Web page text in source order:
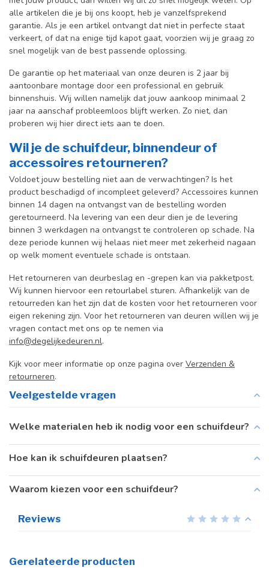
alle artikelen die je bij ons koopt, heb je vanzelfsprekend
garantie. Als je een artikel ontvangt dat niet in perfecte staat
verkeert, of dat na enige tijd kapot gaat, voorzien wij je graag zo
snel mogelijk van de best passende oplossing.
De garantie op het materiaal van onze deuren is 2 jaar bij
aantoonbare montage door een professional en gebruik
binnenshuis. Wij willen namelijk dat jouw aankoop minimaal 2
jaar na aanschaf probleemloos blijft werken. Zo niet, dan
proberen wij hier direct iets aan te doen.
Wil je de schuifdeur, binnendeur of
accessoires retourneren?
Voldoet jouw bestelling niet aan de verwachtingen? Is het
product beschadigd of incompleet geleverd? Accessoires kunnen
binnen 14 dagen na ontvangst van de bestelling worden
geretourneerd. Na levering van een deur dien je de levering
binnen 3 werkdagen na ontvangst te controleren op schade. Na
deze periode kunnen wij helaas niet meer met zekerheid nagaan
op welk moment eventuele schade is ontstaan.
Het retourneren van deurbeslag en -grepen kan via pakketpost.
Wij kunnen hiervoor een retourlabel sturen. Afhankelijk van de
retourreden kan het zijn dat de kosten voor het retourneren voor
eigen rekening zijn. Voor het retourneren van deuren willen wij je
vragen contact met ons op te nemen via
info@degelijkedeuren.nl.
Kijk voor meer informatie op onze pagina over Verzenden &
retourneren.
Veelgestelde vragen
Welke materialen heb ik nodig voor een schuifdeur?
Hoe kan ik schuifdeuren plaatsen?
Waarom kiezen voor een schuifdeur?
Reviews
Gerelateerde producten